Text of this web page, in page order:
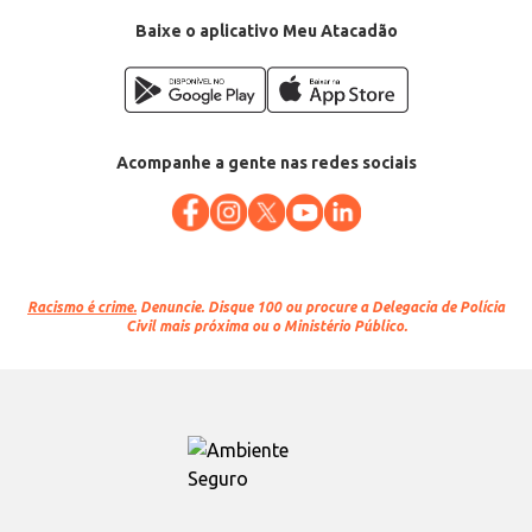
Baixe o aplicativo Meu Atacadão
Acompanhe a gente nas redes sociais
Racismo é crime. Denuncie. Disque 100 ou procure a Delegacia de Polícia
Civil mais próxima ou o Ministério Público.